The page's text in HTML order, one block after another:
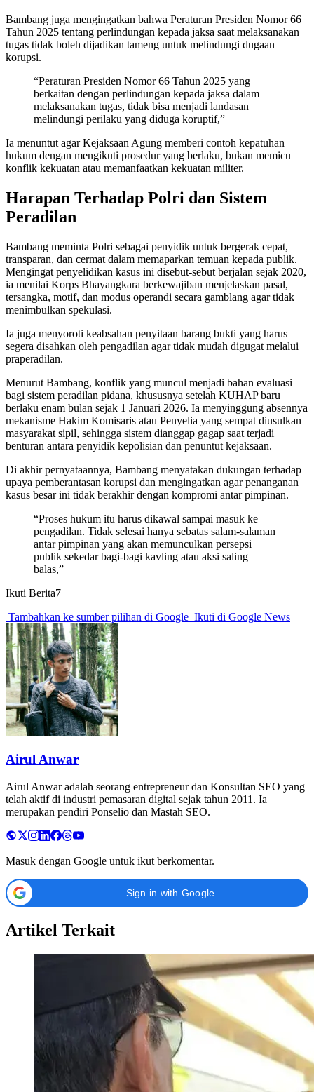
Bambang juga mengingatkan bahwa Peraturan Presiden Nomor 66
Tahun 2025 tentang perlindungan kepada jaksa saat melaksanakan
tugas tidak boleh dijadikan tameng untuk melindungi dugaan
korupsi.
“Peraturan Presiden Nomor 66 Tahun 2025 yang
berkaitan dengan perlindungan kepada jaksa dalam
melaksanakan tugas, tidak bisa menjadi landasan
melindungi perilaku yang diduga koruptif,”
Ia menuntut agar Kejaksaan Agung memberi contoh kepatuhan
hukum dengan mengikuti prosedur yang berlaku, bukan memicu
konflik kekuatan atau memanfaatkan kekuatan militer.
Harapan Terhadap Polri dan Sistem
Peradilan
Bambang meminta Polri sebagai penyidik untuk bergerak cepat,
transparan, dan cermat dalam memaparkan temuan kepada publik.
Mengingat penyelidikan kasus ini disebut-sebut berjalan sejak 2020,
ia menilai Korps Bhayangkara berkewajiban menjelaskan pasal,
tersangka, motif, dan modus operandi secara gamblang agar tidak
menimbulkan spekulasi.
Ia juga menyoroti keabsahan penyitaan barang bukti yang harus
segera disahkan oleh pengadilan agar tidak mudah digugat melalui
praperadilan.
Menurut Bambang, konflik yang muncul menjadi bahan evaluasi
bagi sistem peradilan pidana, khususnya setelah KUHAP baru
berlaku enam bulan sejak 1 Januari 2026. Ia menyinggung absennya
mekanisme Hakim Komisaris atau Penyelia yang sempat diusulkan
masyarakat sipil, sehingga sistem dianggap gagap saat terjadi
benturan antara penyidik kepolisian dan penuntut kejaksaan.
Di akhir pernyataannya, Bambang menyatakan dukungan terhadap
upaya pemberantasan korupsi dan mengingatkan agar penanganan
kasus besar ini tidak berakhir dengan kompromi antar pimpinan.
“Proses hukum itu harus dikawal sampai masuk ke
pengadilan. Tidak selesai hanya sebatas salam-salaman
antar pimpinan yang akan memunculkan persepsi
publik sekedar bagi-bagi kavling atau aksi saling
balas,”
Ikuti Berita7
Tambahkan ke sumber pilihan di Google Ikuti di Google News
Airul Anwar
Airul Anwar adalah seorang entrepreneur dan Konsultan SEO yang
telah aktif di industri pemasaran digital sejak tahun 2011. Ia
merupakan pendiri Ponselio dan Mastah SEO.
Masuk dengan Google untuk ikut berkomentar.
Sign in with Google
Artikel Terkait